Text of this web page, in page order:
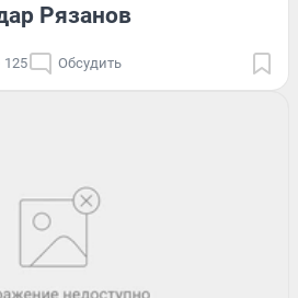
Рязанов
125 Обсудить